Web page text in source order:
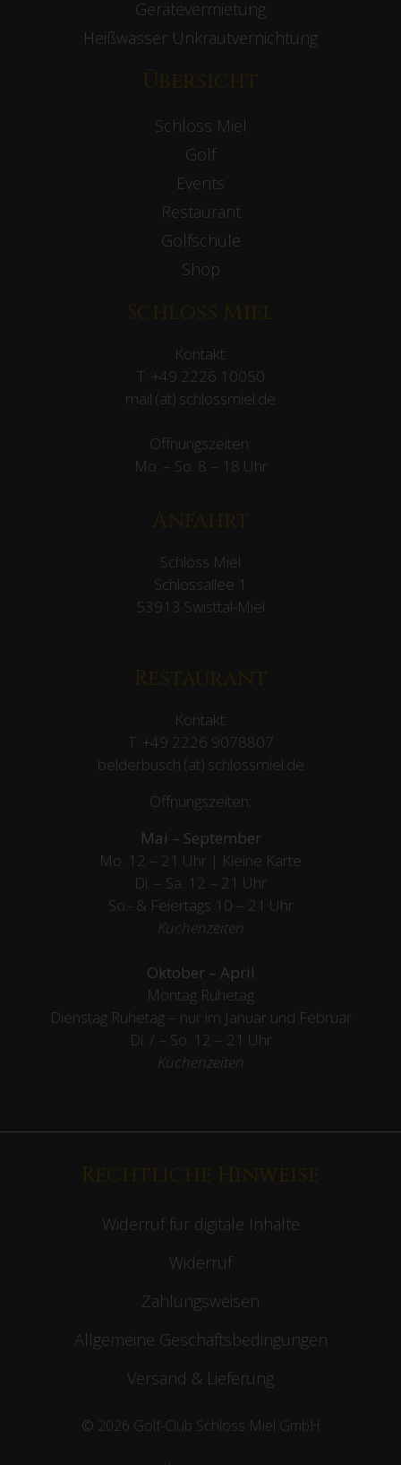
Gerätevermietung
Heißwasser Unkrautvernichtung
Übersicht
Schloss Miel
Golf
Events
Restaurant
Golfschule
Shop
Schloss Miel
Kontakt:
T: +49 2226 10050
mail (at) schlossmiel.de
Öffnungszeiten:
Mo. – So. 8 – 18 Uhr
Anfahrt
Schloss Miel
Schlossallee 1
53913 Swisttal-Miel
Restaurant
Kontakt:
T: +49 2226 9078807
belderbusch (at) schlossmiel.de
Öffnungszeiten:
Mai – September
Mo. 12 – 21 Uhr | Kleine Karte
Di. – Sa. 12 – 21 Uhr
So.- & Feiertags 10 – 21 Uhr
Küchenzeiten
Oktober – April
Montag Ruhetag
Dienstag Ruhetag – nur im Januar und Februar
Di. / – So. 12 – 21 Uhr
Küchenzeiten
Rechtliche Hinweise
Widerruf für digitale Inhalte
Widerruf
Zahlungsweisen
Allgemeine Geschäftsbedingungen
Versand & Lieferung
© 2026 Golf-Club Schloss Miel GmbH